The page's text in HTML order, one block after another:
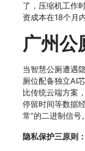
了，压缩机工作
资成本在18个月
广州公
当智慧公厕遭遇
厕位配备独立AI
比传统云端方案
停留时间等数据
常”的二进制信号。
隐私保护三原则：